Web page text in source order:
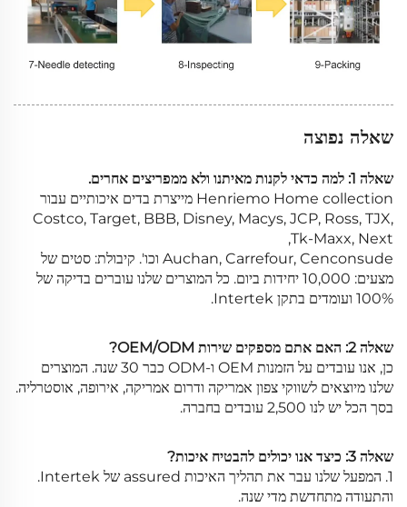
שאלה נפוצה
שאלה 1: למה כדאי לקנות מאיתנו ולא ממפריצים אחרים.
Henriemo Home collection מייצרת בדים איכותיים עבור
Costco, Target, BBB, Disney, Macys, JCP, Ross, TJX,
Tk-Maxx, Next,
Auchan, Carrefour, Cenconsude וכו'. קיבולת: סטים של
מצעים: 10,000 יחידות ביום. כל המוצרים שלנו עוברים בדיקה של
100% ועומדים בתקן Intertek.
שאלה 2: האם אתם מספקים שירות OEM/ODM?
כן, אנו עובדים על הזמנות OEM ו-ODM כבר 30 שנה. המוצרים
שלנו מיוצאים לשווקי צפון אמריקה ודרום אמריקה, אירופה, אוסטרליה.
בסך הכל יש לנו 2,500 עובדים בחברה.
שאלה 3: כיצד אנו יכולים להבטיח איכות?
1. המפעל שלנו עבר את תהליך האיכות assured של Intertek.
והתעודה מתחדשת מדי שנה.